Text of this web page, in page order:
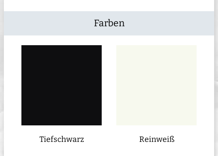
Farben
Tiefschwarz Reinweiß